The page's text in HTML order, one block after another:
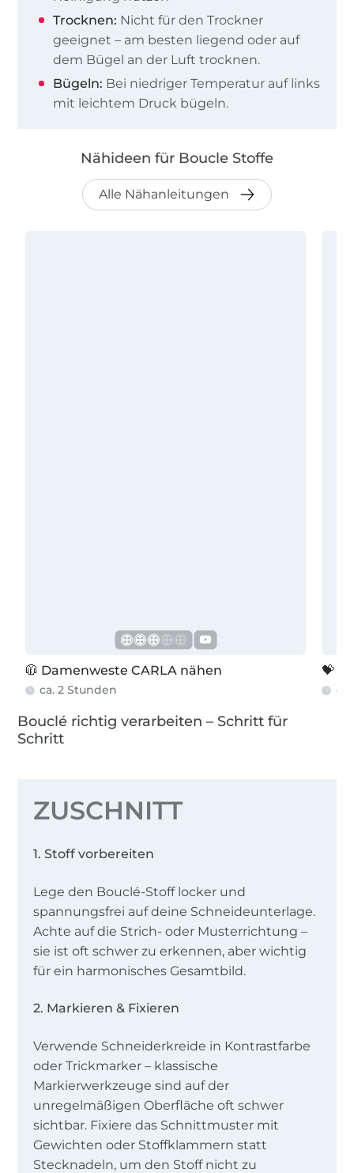
Trocknen: Nicht für den Trockner
geeignet – am besten liegend oder auf
dem Bügel an der Luft trocknen.
Bügeln: Bei niedriger Temperatur auf links
mit leichtem Druck bügeln.
Nähideen für Boucle Stoffe
Alle Nähanleitungen
🧥 Damenweste CARLA nähen
ca. 2 Stunden
💝
Bouclé richtig verarbeiten – Schritt für
Schritt
ZUSCHNITT
1. Stoff vorbereiten
Lege den Bouclé-Stoff locker und
spannungsfrei auf deine Schneideunterlage.
Achte auf die Strich- oder Musterrichtung –
sie ist oft schwer zu erkennen, aber wichtig
für ein harmonisches Gesamtbild.
2. Markieren & Fixieren
Verwende Schneiderkreide in Kontrastfarbe
oder Trickmarker – klassische
Markierwerkzeuge sind auf der
unregelmäßigen Oberfläche oft schwer
sichtbar. Fixiere das Schnittmuster mit
Gewichten oder Stoffklammern statt
Stecknadeln, um den Stoff nicht zu